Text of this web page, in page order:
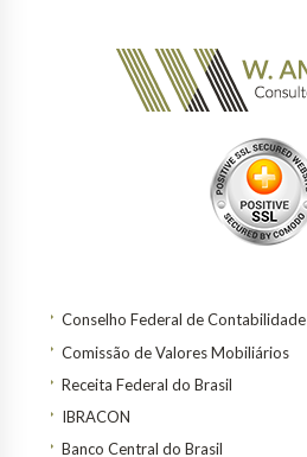
Conselho Federal de Contabilidade
Comissão de Valores Mobiliários
Receita Federal do Brasil
IBRACON
Banco Central do Brasil